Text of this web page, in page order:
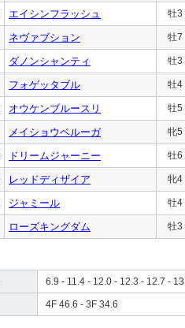
エイシンフラッシュ 牡3
ネヴァブション 牡7
ダノンシャンティ 牡3
フォゲッタブル 牡4
オウケンブルースリ 牡5
メイショウベルーガ 牝5
ドリームジャーニー 牡6
レッドディザイア 牝4
ジャミール 牡4
ローズキングダム 牡3
6.9 - 11.4 - 12.0 - 12.3 - 12.7 -
4F 46.6 - 3F 34.6